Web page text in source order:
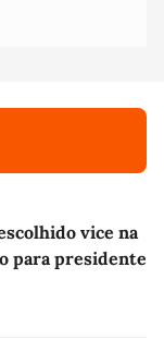
vice na
para presidente